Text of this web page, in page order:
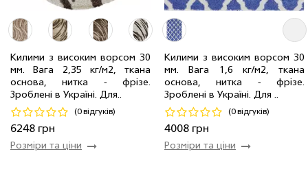
Килими з високим ворсом 30
мм. Вага 2,35 кг/м2, ткана
основа, нитка - фрiзе.
Зроблені в Україні. Для..
(0 відгуків)
6248 грн
Розміри та ціни
2.00 x 4.00 м 1 шт 6248 грн
Код 24924
Килими з високим ворсом 30
мм. Вага 1,6 кг/м2, ткана
основа, нитка - фрiзе.
Зроблені в Україні. Для ..
(0 відгуків)
4008 грн
Розміри та ціни
2.00 x 3.00 м 1 шт 4008 грн
Код 24773